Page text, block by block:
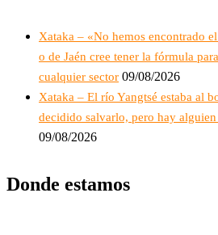
Xataka – «No hemos encontrado
o de Jaén cree tener la fórmula
cualquier sector 09/08/2026
Xataka – El río Yangtsé estaba al
decidido salvarlo, pero hay
09/08/2026
Donde estamos